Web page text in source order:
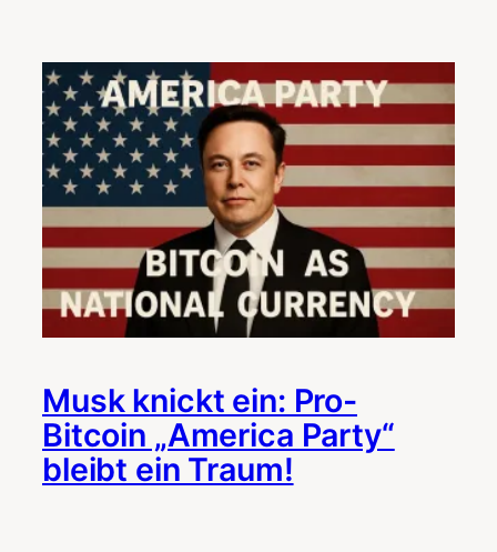
Musk knickt ein: Pro-
Bitcoin „America Party“
bleibt ein Traum!